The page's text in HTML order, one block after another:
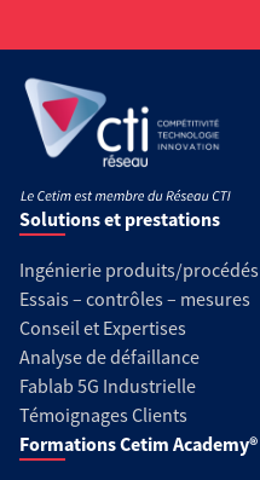
Solutions et prestations
Ingénierie produits/procédés
Essais – contrôles – mesures
Conseil et Expertises
Analyse de défaillance
Fablab 5G Industrielle
Témoignages Clients
Formations Cetim Academy®